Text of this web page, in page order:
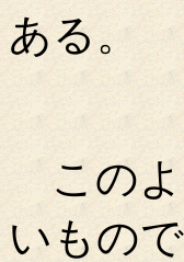
ある。
このよ
いもの